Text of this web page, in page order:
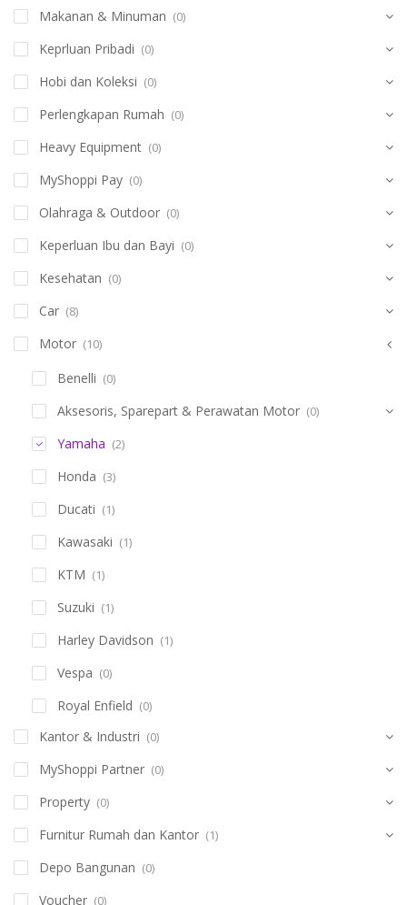
Makanan & Minuman (0)
Keprluan Pribadi (0)
Hobi dan Koleksi (0)
Perlengkapan Rumah (0)
Heavy Equipment (0)
MyShoppi Pay (0)
Olahraga & Outdoor (0)
Keperluan Ibu dan Bayi (0)
Kesehatan (0)
Car (8)
Motor (10)
Benelli (0)
Aksesoris, Sparepart & Perawatan Motor (0)
Yamaha (2)
Honda (3)
Ducati (1)
Kawasaki (1)
KTM (1)
Suzuki (1)
Harley Davidson (1)
Vespa (0)
Royal Enfield (0)
Kantor & Industri (0)
MyShoppi Partner (0)
Property (0)
Furnitur Rumah dan Kantor (1)
Depo Bangunan (0)
Voucher (0)